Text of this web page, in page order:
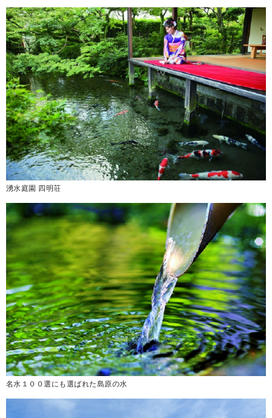
湧水庭園 四明荘
名水１００選にも選ばれた島原の水